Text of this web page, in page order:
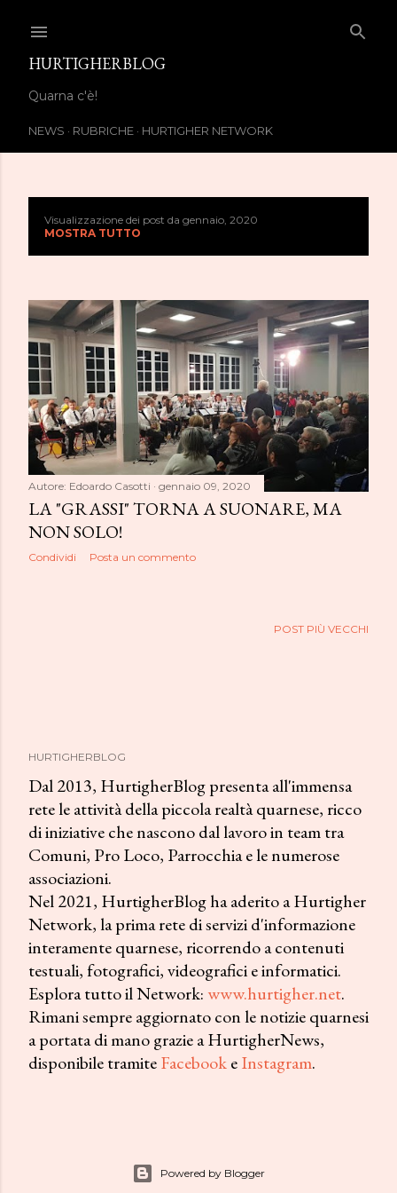
HURTIGHERBLOG
Quarna c'è!
NEWS RUBRICHE HURTIGHER NETWORK
s
t
Visualizzazione dei post da gennaio, 2020
MOSTRA TUTTO
Autore: Edoardo Casotti gennaio 09, 2020
LA "GRASSI" TORNA A SUONARE, MA
NON SOLO!
Condividi Posta un commento
POST PIÙ VECCHI
HURTIGHERBLOG
Dal 2013, HurtigherBlog presenta all'immensa
rete le attività della piccola realtà quarnese, ricco
di iniziative che nascono dal lavoro in team tra
Comuni, Pro Loco, Parrocchia e le numerose
associazioni.
Nel 2021, HurtigherBlog ha aderito a Hurtigher
Network, la prima rete di servizi d'informazione
interamente quarnese, ricorrendo a contenuti
testuali, fotografici, videografici e informatici.
Esplora tutto il Network: www.hurtigher.net.
Rimani sempre aggiornato con le notizie quarnesi
a portata di mano grazie a HurtigherNews,
disponibile tramiteFacebookeInstagram.
Powered by Blogger